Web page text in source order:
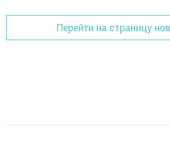
Перейти на страницу